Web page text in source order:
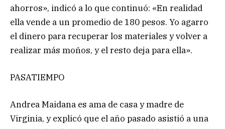
ahorros», indicó a lo que continuó: «En realidad
ella vende a un promedio de 180 pesos. Yo agarro
el dinero para recuperar los materiales y volver a
realizar más moños, y el resto deja para ella».
PASATIEMPO
Andrea Maidana es ama de casa y madre de
Virginia, y explicó que el año pasado asistió a una